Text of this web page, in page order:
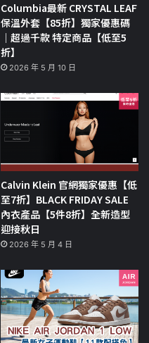
Columbia最新 CRYSTAL LEAF
保溫外套【85折】獨家優惠碼
｜超過千款 特定商品【低至5
折】
2026 年 5 月 10 日
Calvin Klein 官網獨家優惠【低
至7折】BLACK FRIDAY SALE
內衣產品【5件8折】全新造型
迎接秋日
2026 年 5 月 4 日